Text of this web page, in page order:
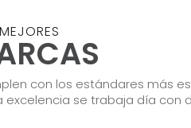
con los estándares más
excelencia se trabaja día con